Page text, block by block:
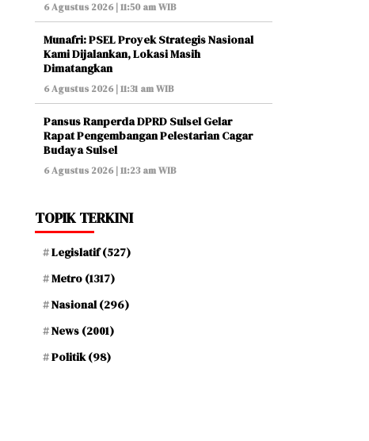
6 Agustus 2026 | 11:50 am WIB
Munafri: PSEL Proyek Strategis Nasional
Kami Dijalankan, Lokasi Masih
Dimatangkan
6 Agustus 2026 | 11:31 am WIB
Pansus Ranperda DPRD Sulsel Gelar
Rapat Pengembangan Pelestarian Cagar
Budaya Sulsel
6 Agustus 2026 | 11:23 am WIB
TOPIK TERKINI
Legislatif(527)
Metro (1317)
Nasional(296)
News (2001)
Politik(98)